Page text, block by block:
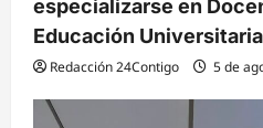
especializarse en
Educación
Redacción 24Contigo 5 de